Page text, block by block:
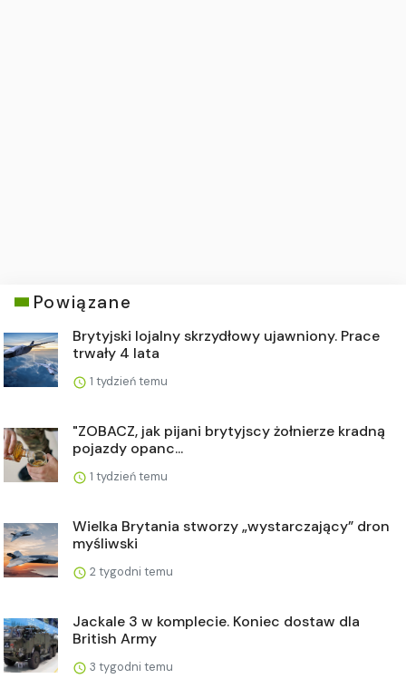
Powiązane
Brytyjski lojalny skrzydłowy ujawniony. Prace
trwały 4 lata
1 tydzień temu
"ZOBACZ, jak pijani brytyjscy żołnierze kradną
pojazdy opanc...
1 tydzień temu
Wielka Brytania stworzy „wystarczający” dron
myśliwski
2 tygodni temu
Jackale 3 w komplecie. Koniec dostaw dla
British Army
3 tygodni temu